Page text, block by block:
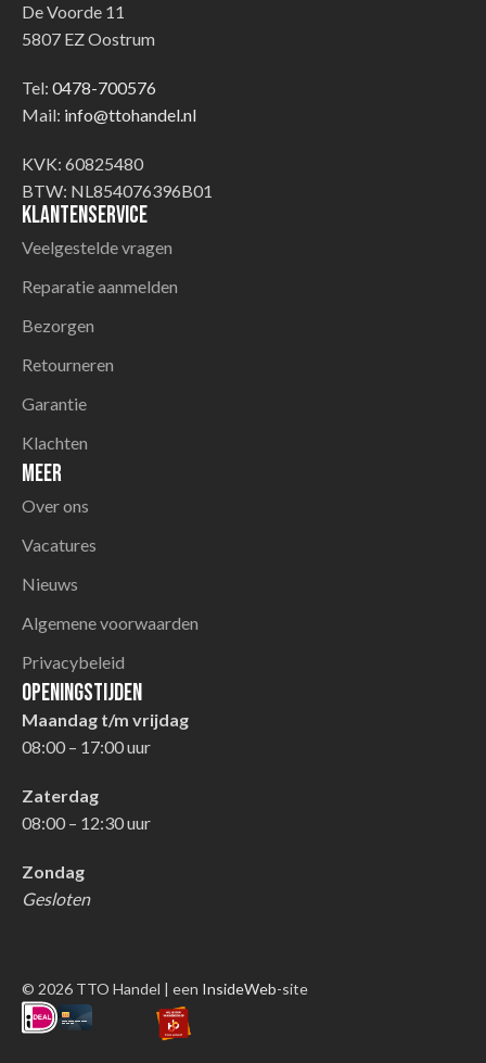
De Voorde 11
5807 EZ Oostrum
Tel: 0478-700576
Mail: info@ttohandel.nl
KVK: 60825480
BTW: NL854076396B01
Klantenservice
Veelgestelde vragen
Reparatie aanmelden
Bezorgen
Retourneren
Garantie
Klachten
Meer
Over ons
Vacatures
Nieuws
Algemene voorwaarden
Privacybeleid
Openingstijden
Maandag t/m vrijdag
08:00 – 17:00 uur
Zaterdag
08:00 – 12:30 uur
Zondag
Gesloten
© 2026 TTO Handel | een InsideWeb-site